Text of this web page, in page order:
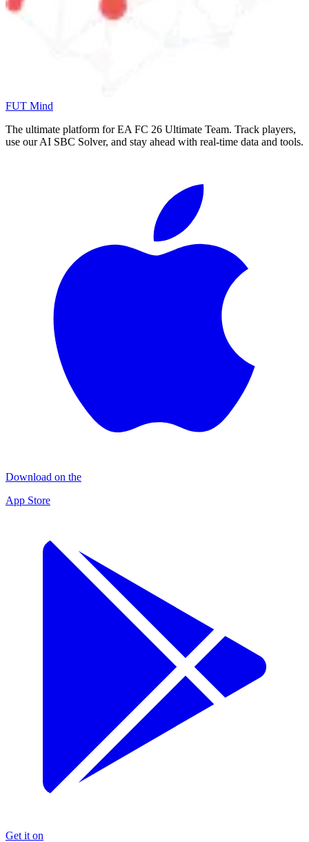
FUT Mind
The ultimate platform for EA FC 26 Ultimate Team. Track players,
use our AI SBC Solver, and stay ahead with real-time data and tools.
Download on the
App Store
Get it on